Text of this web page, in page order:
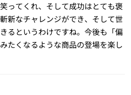
ってくれ、そして成功はとても褒
新なチャレンジができ、そして世
るというわけですね。今後も「偏
たくなるような商品の登場を楽し